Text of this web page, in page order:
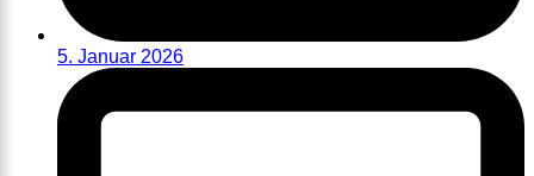
5. Januar 2026